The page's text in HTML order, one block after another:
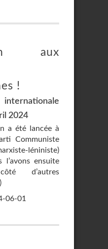
aux
!
2024
a été lancée à
Communiste
léniniste)
l’avons ensuite
d’autres
06-01